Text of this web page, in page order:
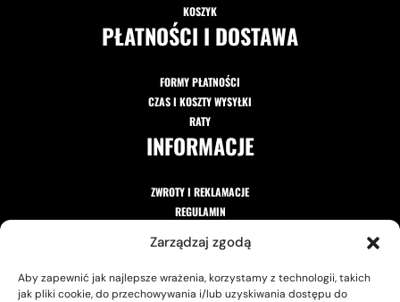
Zarządzaj zgodą
Aby zapewnić jak najlepsze wrażenia, korzystamy z technologii, takich
jak pliki cookie, do przechowywania i/lub uzyskiwania dostępu do
KOSZYK
PŁATNOŚCI I DOSTAWA
FORMY PŁATNOŚCI
CZAS I KOSZTY WYSYŁKI
RATY
INFORMACJE
ZWROTY I REKLAMACJE
REGULAMIN